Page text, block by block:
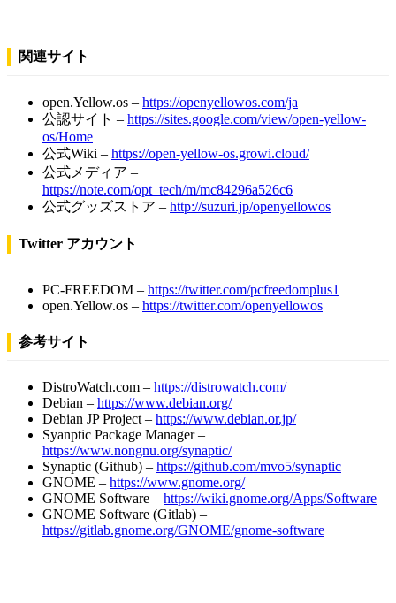
関連サイト
open.Yellow.os – https://openyellowos.com/ja
公認サイト – https://sites.google.com/view/open-yellow-
os/Home
公式Wiki – https://open-yellow-os.growi.cloud/
公式メディア –
https://note.com/opt_tech/m/mc84296a526c6
公式グッズストア – http://suzuri.jp/openyellowos
Twitter アカウント
PC-FREEDOM – https://twitter.com/pcfreedomplus1
open.Yellow.os – https://twitter.com/openyellowos
参考サイト
DistroWatch.com – https://distrowatch.com/
Debian – https://www.debian.org/
Debian JP Project – https://www.debian.or.jp/
Syanptic Package Manager –
https://www.nongnu.org/synaptic/
Synaptic (Github) – https://github.com/mvo5/synaptic
GNOME – https://www.gnome.org/
GNOME Software – https://wiki.gnome.org/Apps/Software
GNOME Software (Gitlab) –
https://gitlab.gnome.org/GNOME/gnome-software